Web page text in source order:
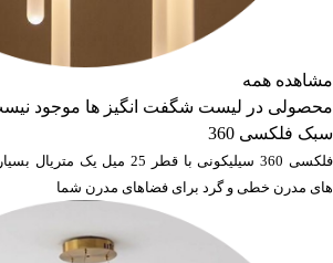
مشاهده همه
محصولی در لیست شگفت انگیز ها موجود
سبک فلکسی 360
فلکسی 360 سیلیکونی با قطر 25
های مدرن خطی و گرد برای فضاهای مدرن شما